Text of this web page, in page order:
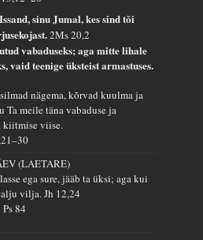
sinu Jumal, kes sind tõi
2Ms 20,2
vabaduseks; aga mitte lihale
vaid teenige üksteist armastuses.
nägema, kõrvad kuulma ja
Ta meile täna vabaduse ja
kiitmise viise.
(LAETARE)
ega sure, jääb ta üksi; aga kui
vilja.Jh 12,24
84